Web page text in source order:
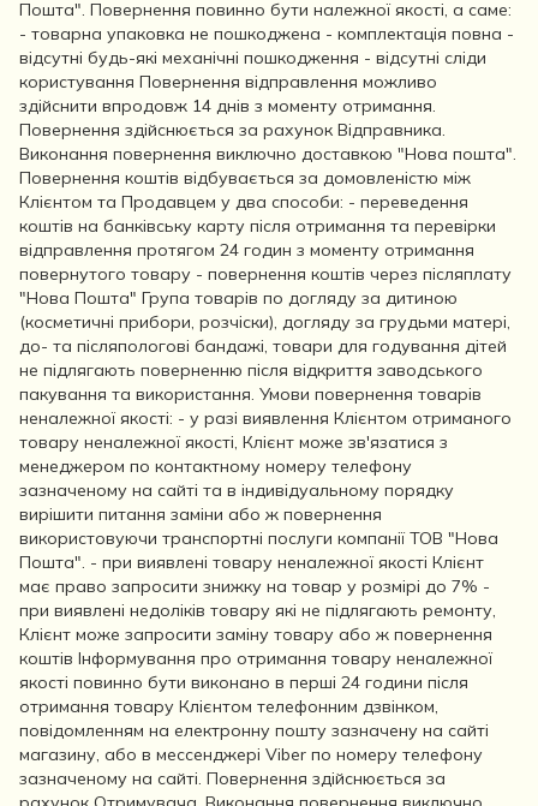
Пошта". Повернення повинно бути належної якості, а саме:
- товарна упаковка не пошкоджена - комплектація повна -
відсутні будь-які механічні пошкодження - відсутні сліди
користування Повернення відправлення можливо
здійснити впродовж 14 днів з моменту отримання.
Повернення здійснюється за рахунок Відправника.
Виконання повернення виключно доставкою "Нова пошта".
Повернення коштів відбувається за домовленістю між
Клієнтом та Продавцем у два способи: - переведення
коштів на банківську карту після отримання та перевірки
відправлення протягом 24 годин з моменту отримання
повернутого товару - повернення коштів через післяплату
"Нова Пошта" Група товарів по догляду за дитиною
(косметичні прибори, розчіски), догляду за грудьми матері,
до- та післяпологові бандажі, товари для годування дітей
не підлягають поверненню після відкриття заводського
пакування та використання. Умови повернення товарів
неналежної якості: - у разі виявлення Клієнтом отриманого
товару неналежної якості, Клієнт може зв'язатися з
менеджером по контактному номеру телефону
зазначеному на сайті та в індивідуальному порядку
вирішити питання заміни або ж повернення
використовуючи транспортні послуги компанії ТОВ "Нова
Пошта". - при виявлені товару неналежної якості Клієнт
має право запросити знижку на товар у розмірі до 7% -
при виявлені недоліків товару які не підлягають ремонту,
Клієнт може запросити заміну товару або ж повернення
коштів Інформування про отримання товару неналежної
якості повинно бути виконано в перші 24 години після
отримання товару Клієнтом телефонним дзвінком,
повідомленням на електронну пошту зазначену на сайті
магазину, або в мессенджері Viber по номеру телефону
зазначеному на сайті. Повернення здійснюється за